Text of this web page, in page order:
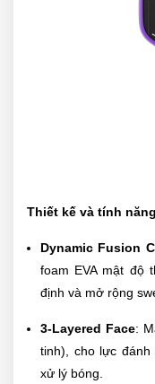
Thiết kế và tính
Dynamic Fusion
foam EVA mật độ
định và mở rộng
3-Layered Face:
tinh), cho lực
xử lý bóng.